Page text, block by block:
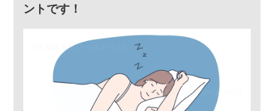
ントです！